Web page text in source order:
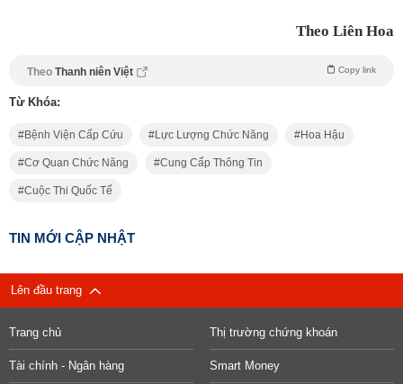
Theo Liên Hoa
Theo Thanh niên Việt Copy link
Từ Khóa:
Bệnh Viện Cấp Cứu Lực Lượng Chức Năng Hoa Hậu
Cơ Quan Chức Năng Cung Cấp Thông Tin
Cuộc Thi Quốc Tế
TIN MỚI CẬP NHẬT
Lên đầu trang
Trang chủ Thị trường chứng khoán
Tài chính - Ngân hàng Smart Money